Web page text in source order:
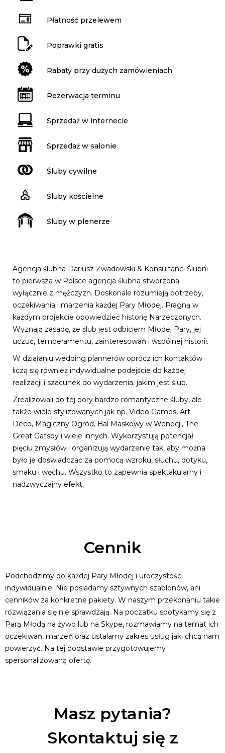
Płatność przelewem
Poprawki gratis
Rabaty przy dużych zamówieniach
Rezerwacja terminu
Sprzedaż w internecie
Sprzedaż w salonie
Śluby cywilne
Śluby kościelne
Śluby w plenerze
Agencja ślubna Dariusz Zwadowski & Konsultanci Ślubni
to pierwsza w Polsce agencja ślubna stworzona
wyłącznie z mężczyzn. Doskonale rozumieją potrzeby,
oczekiwania i marzenia każdej Pary Młodej. Pragną w
każdym projekcie opowiedzieć historię Narzeczonych.
Wyznają zasadę, że ślub jest odbiciem Młodej Pary, jej
uczuć, temperamentu, zainteresowań i wspólnej historii.
W działaniu wedding plannerów oprócz ich kontaktów
liczą się również indywidualne podejście do każdej
realizacji i szacunek do wydarzenia, jakim jest ślub.
Zrealizowali do tej pory bardzo romantyczne śluby, ale
także wiele stylizowanych jak np. Video Games, Art
Deco, Magiczny Ogród, Bal Maskowy w Wenecji, The
Great Gatsby i wiele innych. Wykorzystują potencjał
pięciu zmysłów i organizują wydarzenie tak, aby można
było je doświadczać za pomocą wzroku, słuchu, dotyku,
smaku i węchu. Wszystko to zapewnia spektakularny i
nadzwyczajny efekt.
Cennik
Podchodzimy do każdej Pary Młodej i uroczystości
indywidualnie. Nie posiadamy sztywnych szablonów, ani
cenników za konkretne pakiety. W naszym przekonaniu takie
rozwiązania się nie sprawdzają. Na poczatku spotykamy się z
Parą Młodą na żywo lub na Skype, rozmawiamy na temat ich
oczekiwań, marzeń oraz ustalamy zakres usług jaki chcą nam
powierzyć. Na tej podstawie przygotowujemy
spersonalizowaną ofertę.
Masz pytania?
Skontaktuj się z